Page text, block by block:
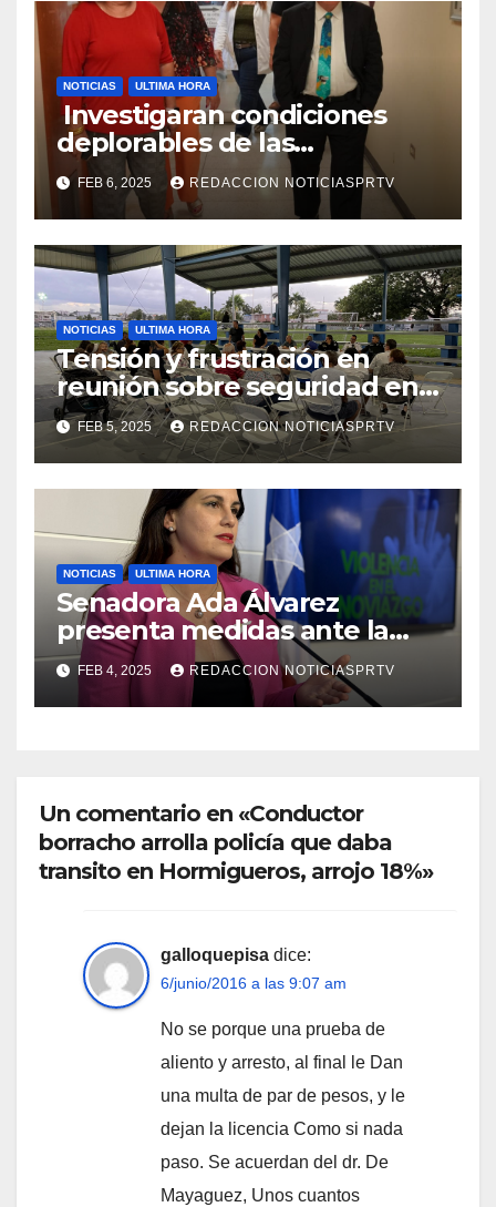
NOTICIAS ULTIMA HORA
Investigaran condiciones
deplorables de las
facilidades el Departamento
de la Salud en Mayagüez
FEB 6, 2025 REDACCION NOTICIASPRTV
NOTICIAS ULTIMA HORA
Tensión y frustración en
reunión sobre seguridad en
Reparto Metropolitano
FEB 5, 2025 REDACCION NOTICIASPRTV
NOTICIAS ULTIMA HORA
Senadora Ada Álvarez
presenta medidas ante la
violencia en el noviazgo
FEB 4, 2025 REDACCION NOTICIASPRTV
Un comentario en «Conductor
borracho arrolla policía que daba
transito en Hormigueros, arrojo 18%»
galloquepisa dice:
6/junio/2016 a las 9:07 am
No se porque una prueba de
aliento y arresto, al final le Dan
una multa de par de pesos, y le
dejan la licencia Como si nada
paso. Se acuerdan del dr. De
Mayaguez, Unos cuantos